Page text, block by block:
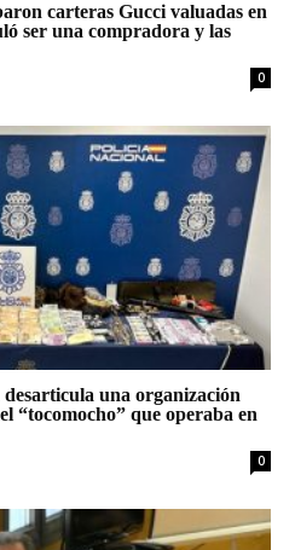
carteras Gucci valuadas en
ser una compradora y las
0
una organización
“tocomocho” que operaba en
0